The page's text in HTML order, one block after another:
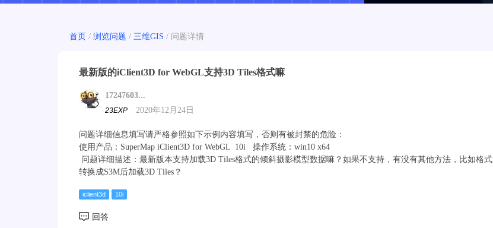
首页 / 浏览问题 / 三维GIS / 问题详情
最新版的iClient3D for WebGL支持3D Tiles格式嘛
17247603...
23EXP 2020年12月24日
问题详细信息填写请严格参照如下示例内容填写，否则有被封禁的危险：
使用产品：SuperMap iClient3D for WebGL 10i 操作系统：win10 x64
问题详细描述：最新版本支持加载3D Tiles格式的倾斜摄影模型数据嘛？如果不支持，有没有其他方法，比如格式
转换成S3M后加载3D Tiles？
iclient3d 10i